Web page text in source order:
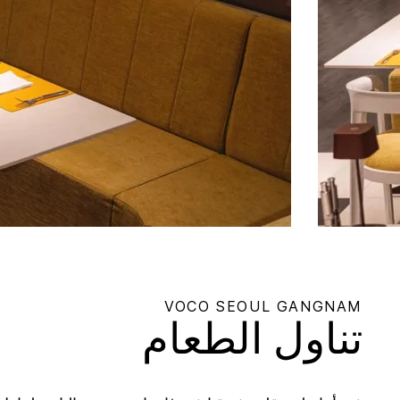
VOCO SEOUL GANGNAM
تناول الطعام